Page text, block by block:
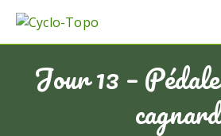
Jour 13 –
cagnard